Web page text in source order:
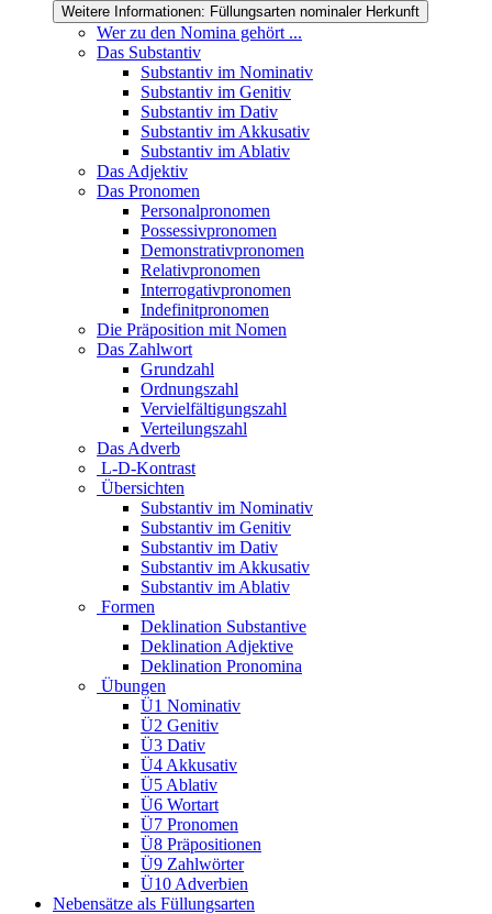
Weitere Informationen: Füllungsarten nominaler Herkunft
Wer zu den Nomina gehört ...
Das Substantiv
Substantiv im Nominativ
Substantiv im Genitiv
Substantiv im Dativ
Substantiv im Akkusativ
Substantiv im Ablativ
Das Adjektiv
Das Pronomen
Personalpronomen
Possessivpronomen
Demonstrativpronomen
Relativpronomen
Interrogativpronomen
Indefinitpronomen
Die Präposition mit Nomen
Das Zahlwort
Grundzahl
Ordnungszahl
Vervielfältigungszahl
Verteilungszahl
Das Adverb
L-D-Kontrast
Übersichten
Substantiv im Nominativ
Substantiv im Genitiv
Substantiv im Dativ
Substantiv im Akkusativ
Substantiv im Ablativ
Formen
Deklination Substantive
Deklination Adjektive
Deklination Pronomina
Übungen
Ü1 Nominativ
Ü2 Genitiv
Ü3 Dativ
Ü4 Akkusativ
Ü5 Ablativ
Ü6 Wortart
Ü7 Pronomen
Ü8 Präpositionen
Ü9 Zahlwörter
Ü10 Adverbien
Nebensätze als Füllungsarten